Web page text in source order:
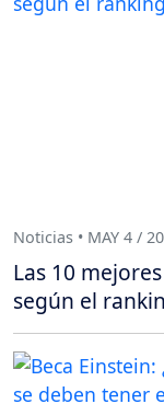
Noticias • MAY 4 /
Las 10
según el